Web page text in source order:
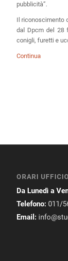
pubblicità”.
Il riconoscimento
dal Dpcm del 28
conigli, furetti e
Continua
ORARI UFFICIO
Da Lunedì a
Telefono: 011/
Email: